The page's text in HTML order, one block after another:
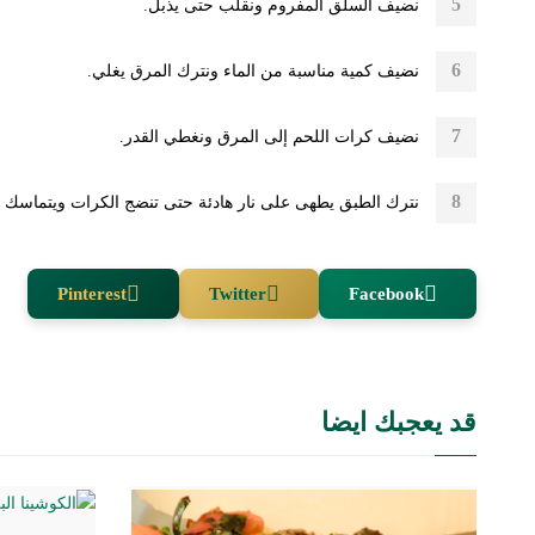
نضيف السلق المفروم ونقلب حتى يذبل.
نضيف كمية مناسبة من الماء ونترك المرق يغلي.
نضيف كرات اللحم إلى المرق ونغطي القدر.
نترك الطبق يطهى على نار هادئة حتى تنضج الكرات ويتماسك
Facebook
Twitter
Pinterest
قد يعجبك ايضا